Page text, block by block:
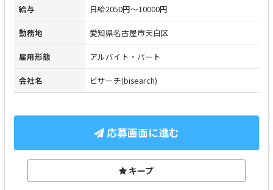
給与 日給2050円～10000円
勤務地 愛知県名古屋市天白区
雇用形態 アルバイト・パート
会社名 ビサーチ(bisearch)
応募画面に進む
キープ